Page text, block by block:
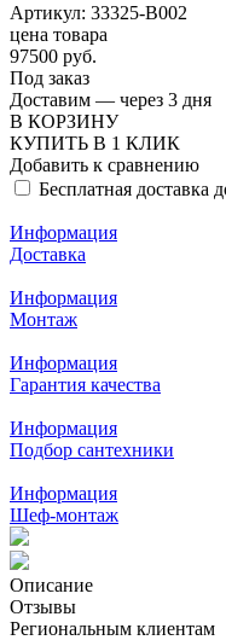
Артикул: 33325-В002
цена товара
97500 руб.
Под заказ
Доставим — через 3 дня
В КОРЗИНУ
КУПИТЬ В 1 КЛИК
Добавить к сравнению
Бесплатная доставка
Информация
Доставка
Информация
Монтаж
Информация
Гарантия качества
Информация
Подбор сантехники
Информация
Шеф-монтаж
Описание
Отзывы
Региональным клиентам